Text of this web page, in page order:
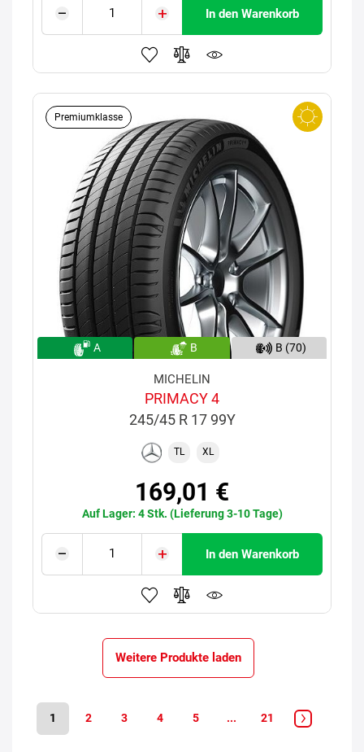
In den Warenkorb
Premiumklasse
A B B (70)
MICHELIN
PRIMACY 4
245/45 R 17 99Y
TL XL
169,01 €
Auf Lager: 4 Stk. (Lieferung 3-10 Tage)
In den Warenkorb
Weitere Produkte laden
1 2 3 4 5 ... 21